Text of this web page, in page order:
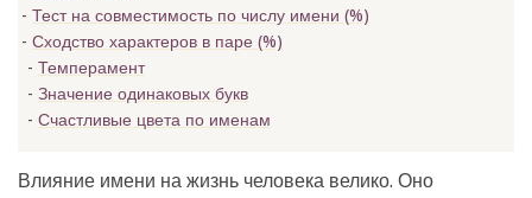
Тест на совместимость по числу имени (%)
Сходство характеров в паре (%)
Темперамент
Значение одинаковых букв
Счастливые цвета по именам
Влияние имени на жизнь человека велико. Оно